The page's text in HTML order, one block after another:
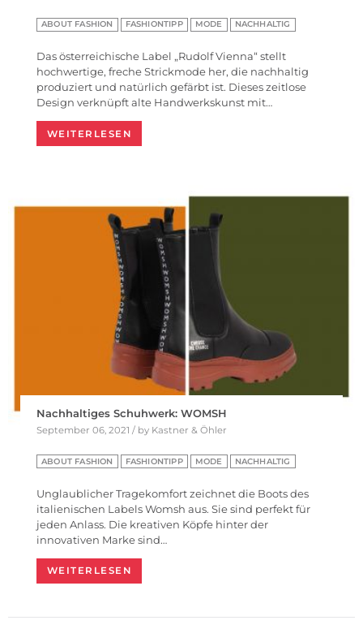
ABOUT FASHION FASHIONTIPP MODE NACHHALTIG
Das österreichische Label „Rudolf Vienna“ stellt
hochwertige, freche Strickmode her, die nachhaltig
produziert und natürlich gefärbt ist. Dieses zeitlose
Design verknüpft alte Handwerkskunst mit…
WEITERLESEN
Nachhaltiges Schuhwerk: WOMSH
September 06, 2021 / by Kastner & Öhler
ABOUT FASHION FASHIONTIPP MODE NACHHALTIG
Unglaublicher Tragekomfort zeichnet die Boots des
italienischen Labels Womsh aus. Sie sind perfekt für
jeden Anlass. Die kreativen Köpfe hinter der
innovativen Marke sind…
WEITERLESEN